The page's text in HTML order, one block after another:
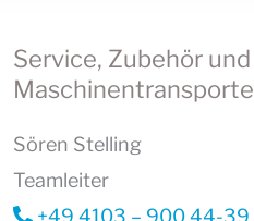
Service, Zubehör und
Maschinentransporte
Sören Stelling
Teamleiter
+49 4103 – 900 44-39